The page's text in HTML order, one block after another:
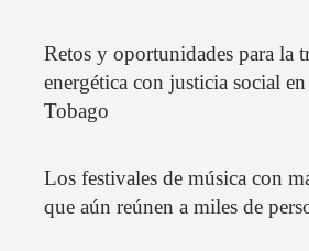
Retos y oportunidades para la
energética con justicia social
Tobago
Los festivales de música con
que aún reúnen a miles de